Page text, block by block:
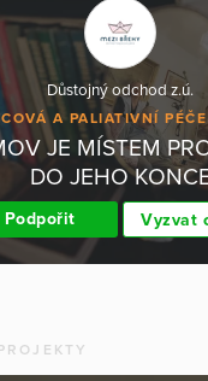
Důstojný odchod z.ú.
A PALIATIVNÍ PÉČE
JE MÍSTEM
DO JEHO
Podpořit Vyzvat